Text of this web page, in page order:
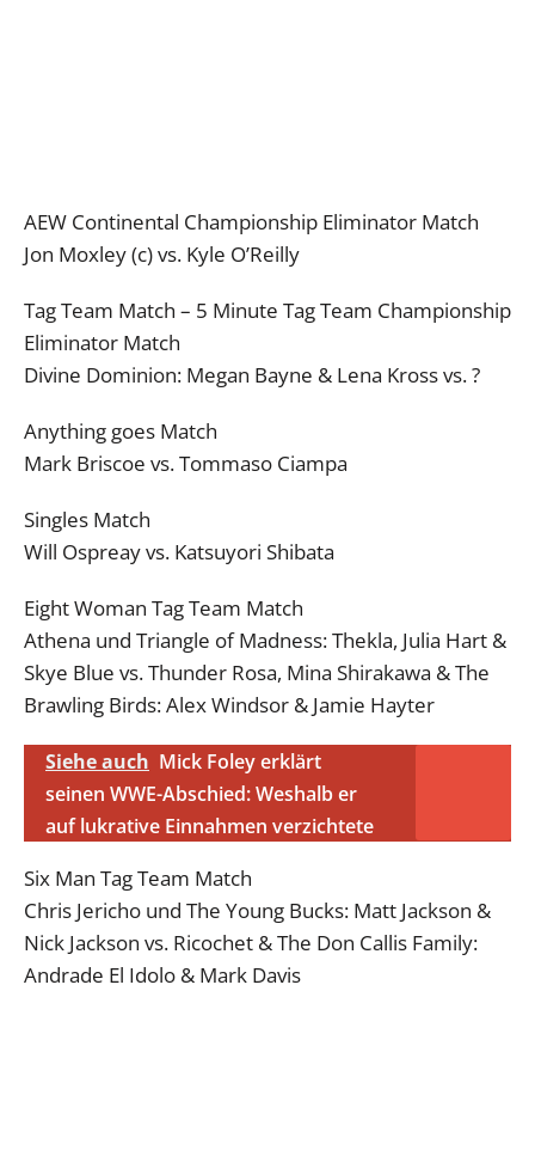
AEW Continental Championship Eliminator Match
Jon Moxley (c) vs. Kyle O’Reilly
Tag Team Match – 5 Minute Tag Team Championship
Eliminator Match
Divine Dominion: Megan Bayne & Lena Kross vs. ?
Anything goes Match
Mark Briscoe vs. Tommaso Ciampa
Singles Match
Will Ospreay vs. Katsuyori Shibata
Eight Woman Tag Team Match
Athena und Triangle of Madness: Thekla, Julia Hart &
Skye Blue vs. Thunder Rosa, Mina Shirakawa & The
Brawling Birds: Alex Windsor & Jamie Hayter
Siehe auch Mick Foley erklärt
seinen WWE-Abschied: Weshalb er
auf lukrative Einnahmen verzichtete
Six Man Tag Team Match
Chris Jericho und The Young Bucks: Matt Jackson &
Nick Jackson vs. Ricochet & The Don Callis Family:
Andrade El Idolo & Mark Davis